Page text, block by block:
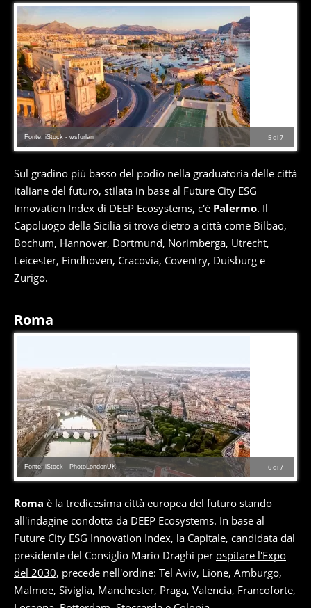
5di7
Fonte: iStock - wsfurlan
Sul gradino più basso del podio nella graduatoria delle città
italiane del futuro, stilata in base al Future City ESG
Innovation Index di DEEP Ecosystems, c'è Palermo. Il
Capoluogo della Sicilia si trova dietro a città come Bilbao,
Bochum, Hannover, Dortmund, Norimberga, Utrecht,
Leicester, Eindhoven, Cracovia, Coventry, Duisburg e
Zurigo.
Roma
6di7
Fonte: iStock - PhotoLondonUK
Roma è la tredicesima città europea del futuro stando
all'indagine condotta da DEEP Ecosystems. In base al
Future City ESG Innovation Index, la Capitale, candidata dal
presidente del Consiglio Mario Draghi per ospitare l'Expo
del 2030, precede nell'ordine: Tel Aviv, Lione, Amburgo,
Malmoe, Siviglia, Manchester, Praga, Valencia, Francoforte,